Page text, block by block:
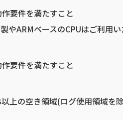
要件を満たすこと
やARMベースのCPUはご利用い
要件を満たすこと
上の空き領域(ログ使用領域を